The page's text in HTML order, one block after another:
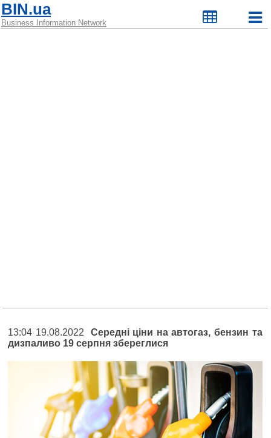
BIN.ua
Business Information Network
13:04 19.08.2022 Середні ціни на автогаз, бензин та
дизпаливо 19 серпня збереглися